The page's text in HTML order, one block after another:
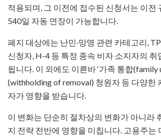
적용되며, 그 이전에 접수된 신청서는 이전
540일 자동 연장이 가능합니다.
폐지 대상에는 난민·망명 관련 카테고리,
신청자, H-4 등 특정 종속 비자 소지자의 취
됩니다. 이 외에도 이른바 ‘가족 통합(family
(withholding of removal) 청원자 등 다양한
자가 영향을 받습니다.
이 변화는 단순히 절차상의 변화가 아니라
지 전략 전반에 영향을 미칩니다. 고용주는